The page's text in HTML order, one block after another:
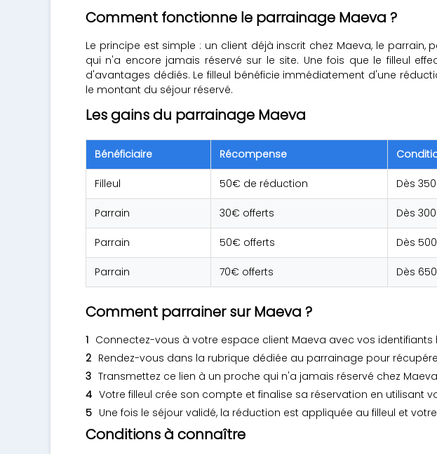
Comment fonctionne le parrainage Maeva ?
Le principe est simple : un client déjà inscrit chez Maeva, le
qui n'a encore jamais réservé sur le site. Une fois que le filleul
d'avantages dédiés. Le filleul bénéficie immédiatement d'une
le montant du séjour réservé.
Les gains du parrainage Maeva
Bénéficiaire Récompense
Filleul 50€ de réduction Dès
Parrain 30€ offerts Dès
Parrain 50€ offerts Dès
Parrain 70€ offerts Dès
Comment parrainer sur Maeva ?
Connectez-vous à votre espace client Maeva avec vos identifiants
Rendez-vous dans la rubrique dédiée au parrainage pour
Transmettez ce lien à un proche qui n'a jamais réservé chez
Votre filleul crée son compte et finalise sa réservation en utilisant
Une fois le séjour validé, la réduction est appliquée au filleul et
Conditions à connaître